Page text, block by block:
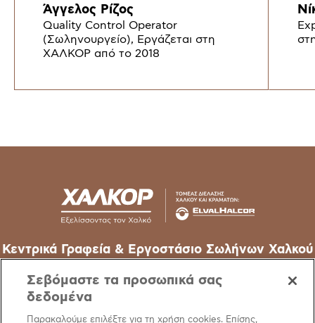
Άγγελος Ρίζος
Quality Control Operator
(Σωληνουργείο), Εργάζεται στη
ΧΑΛΚΟΡ από το 2018
Κεντρικά Γραφεία & Εργοστάσιο Σωλήνων Χαλκού
62o χλμ Εθν. Οδού Αθηνών-Λαμίας, 32011 Οινόφυτα –
Βοιωτίας
T +30 22620 48111
Σεβόμαστε τα προσωπικά σας
δεδομένα
Παρακαλούμε επιλέξτε για τη χρήση cookies. Επίσης,